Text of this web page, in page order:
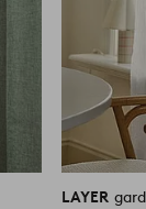
LAYER